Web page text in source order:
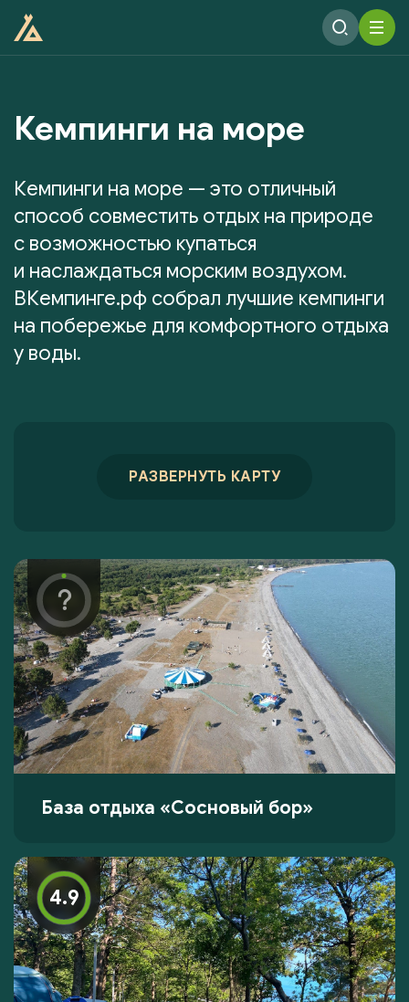
Кемпинги на море
Кемпинги на море — это отличный
способ совместить отдых на природе
с возможностью купаться
и наслаждаться морским воздухом.
ВКемпинге.рф собрал лучшие кемпинги
на побережье для комфортного отдыха
у воды.
РАЗВЕРНУТЬ КАРТУ
База отдыха «Сосновый бор»
4.9